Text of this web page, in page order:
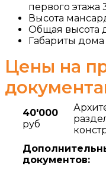
первого этажа
Высота
Общая высота
Габариты дома
Цены на
40'000
руб
документов: